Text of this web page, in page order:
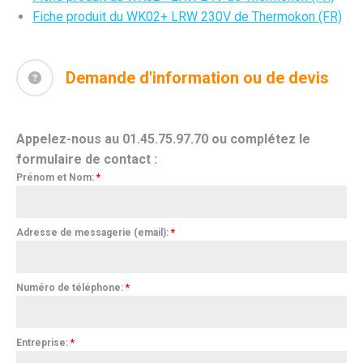
Fiche produit du WK02+ LRW 230V de Thermokon (FR)
Demande d'information ou de devis
Appelez-nous au 01.45.75.97.70 ou complétez le
formulaire de contact :
Prénom et Nom: *
Adresse de messagerie (email): *
Numéro de téléphone: *
Entreprise: *